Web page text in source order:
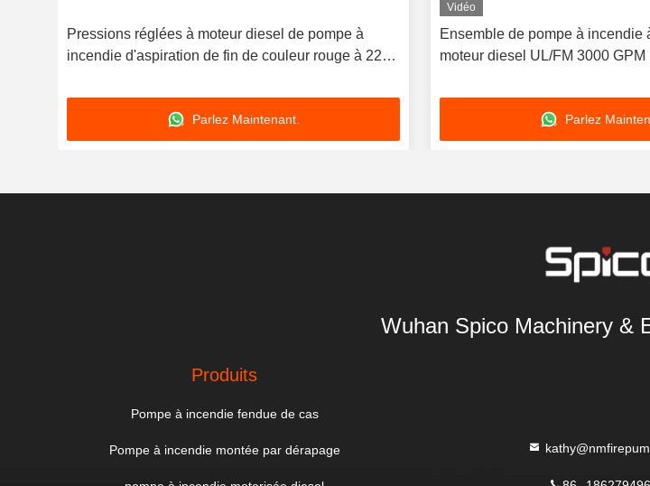
Pressions réglées à moteur diesel de pompe à
incendie d'aspiration de fin de couleur rouge à 225
Parlez Maintenant.
Vidéo
Ensemble de pompe à incendie
moteur diesel UL/FM 3000
Parlez
Wuhan Spico Machinery &
Produits
Pompe à incendie fendue de cas
Pompe à incendie montée par dérapage